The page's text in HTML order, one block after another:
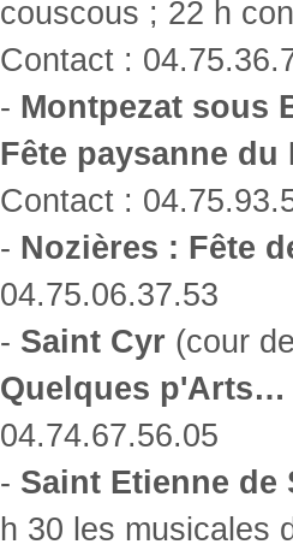
couscous ; 22 h
Contact :
- Montpezat sous
Fête paysanne du
Contact :
- Nozières : Fête
04.75.06.37.53
- Saint Cyr (cour
Quelques p'Arts…
04.74.67.56.05
- Saint Etienne de
h 30 les musicales